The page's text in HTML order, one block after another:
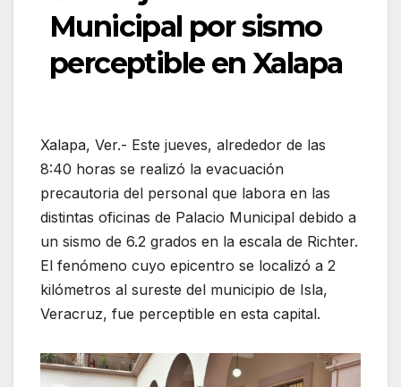
Municipal por sismo
perceptible en Xalapa
Xalapa, Ver.- Este jueves, alrededor de las
8:40 horas se realizó la evacuación
precautoria del personal que labora en las
distintas oficinas de Palacio Municipal debido a
un sismo de 6.2 grados en la escala de Richter.
El fenómeno cuyo epicentro se localizó a 2
kilómetros al sureste del municipio de Isla,
Veracruz, fue perceptible en esta capital.